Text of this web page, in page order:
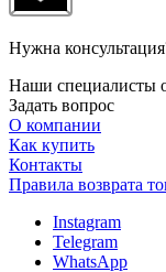
Нужна
Наши специалисты
Задать вопрос
О компании
Как купить
Контакты
Правила возврата
Instagram
Telegram
WhatsApp